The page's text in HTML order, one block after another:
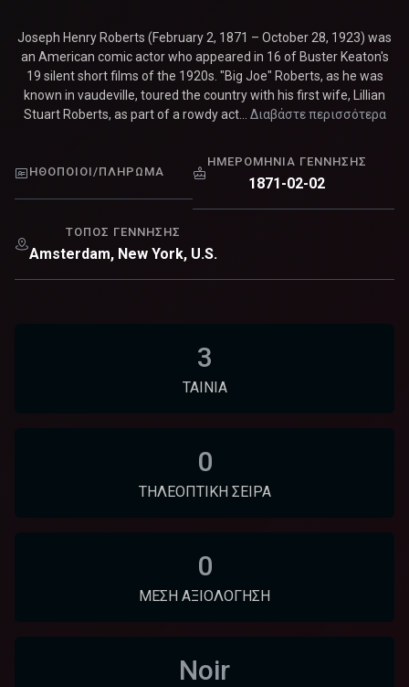
Joseph Henry Roberts (February 2, 1871 – October 28, 1923) was
an American comic actor who appeared in 16 of Buster Keaton's
19 silent short films of the 1920s. "Big Joe" Roberts, as he was
known in vaudeville, toured the country with his first wife, Lillian
Stuart Roberts, as part of a rowdy act...
Διαβάστε περισσότερα
ΗΘΟΠΟΙΟΊ/ΠΛΉΡΩΜΑ
ΗΜΕΡΟΜΗΝΊΑ ΓΈΝΝΗΣΗΣ
1871-02-02
ΤΌΠΟΣ ΓΈΝΝΗΣΗΣ
Amsterdam, New York, U.S.
3
ΤΑΙΝΊΑ
0
ΤΗΛΕΟΠΤΙΚΉ ΣΕΙΡΆ
0
ΜΈΣΗ ΑΞΙΟΛΌΓΗΣΗ
Noir